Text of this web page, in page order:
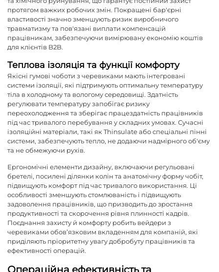
протягом важких робочих змін. Покращені бар'єрні
властивості значно зменшують ризик виробничого
травматизму та пов'язані виплати компенсацій
працівникам, забезпечуючи вимірювану економію коштів
для клієнтів B2B.
Теплова ізоляція та функції комфорту
Якісні гумові чоботи з черевиками мають інтегровані
системи ізоляції, які підтримують оптимальну температуру
тіла в холодному та вологому середовищі. Здатність
регулювати температуру запобігає ризику
переохолодження та зберігає працездатність працівників
під час тривалого перебування у складних умовах. Сучасні
ізоляційні матеріали, такі як Thinsulate або спеціальні пінні
системи, забезпечують тепло, не додаючи надмірного об'єму
та не обмежуючи рухів.
Ергономічні елементи дизайну, включаючи регульовані
бретелі, посилені ділянки колін та анатомічну форму чобіт,
підвищують комфорт під час тривалого використання. Ці
особливості зменшують стомлюваність і підвищують
задоволення працівників, що призводить до зростання
продуктивності та скорочення рівня плинності кадрів.
Поєднання захисту й комфорту робить вейдери з
черевиками обов’язковим вкладенням для компаній, які
приділяють пріоритетну увагу добробуту працівників та
ефективності операцій.
Операційна ефективність та